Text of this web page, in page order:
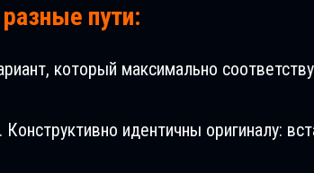
пути:
который максимально
Конструктивно идентичны оригиналу: